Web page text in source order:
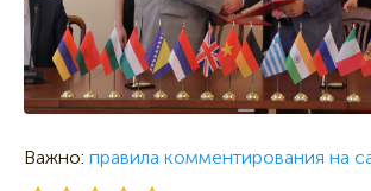
Важно: правила комментирования на